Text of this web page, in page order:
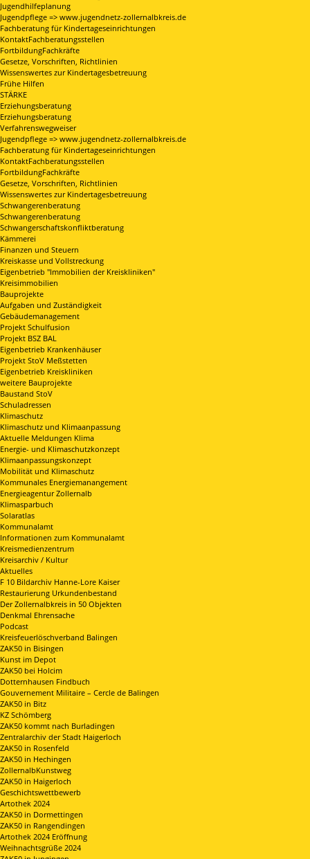
Jugendhilfeplanung
Jugendpflege => www.jugendnetz-zollernalbkreis.de
Fachberatung für Kindertageseinrichtungen
KontaktFachberatungsstellen
FortbildungFachkräfte
Gesetze, Vorschriften, Richtlinien
Wissenswertes zur Kindertagesbetreuung
Frühe Hilfen
STÄRKE
Erziehungsberatung
Erziehungsberatung
Verfahrenswegweiser
Jugendpflege => www.jugendnetz-zollernalbkreis.de
Fachberatung für Kindertageseinrichtungen
KontaktFachberatungsstellen
FortbildungFachkräfte
Gesetze, Vorschriften, Richtlinien
Wissenswertes zur Kindertagesbetreuung
Schwangerenberatung
Schwangerenberatung
Schwangerschaftskonfliktberatung
Kämmerei
Finanzen und Steuern
Kreiskasse und Vollstreckung
Eigenbetrieb "Immobilien der Kreiskliniken"
Kreisimmobilien
Bauprojekte
Aufgaben und Zuständigkeit
Gebäudemanagement
Projekt Schulfusion
Projekt BSZ BAL
Eigenbetrieb Krankenhäuser
Projekt StoV Meßstetten
Eigenbetrieb Kreiskliniken
weitere Bauprojekte
Baustand StoV
Schuladressen
Klimaschutz
Klimaschutz und Klimaanpassung
Aktuelle Meldungen Klima
Energie- und Klimaschutzkonzept
Klimaanpassungskonzept
Mobilität und Klimaschutz
Kommunales Energiemanangement
Energieagentur Zollernalb
Klimasparbuch
Solaratlas
Kommunalamt
Informationen zum Kommunalamt
Kreismedienzentrum
Kreisarchiv / Kultur
Aktuelles
F 10 Bildarchiv Hanne-Lore Kaiser
Restaurierung Urkundenbestand
Der Zollernalbkreis in 50 Objekten
Denkmal Ehrensache
Podcast
Kreisfeuerlöschverband Balingen
ZAK50 in Bisingen
Kunst im Depot
ZAK50 bei Holcim
Dotternhausen Findbuch
Gouvernement Militaire – Cercle de Balingen
ZAK50 in Bitz
KZ Schömberg
ZAK50 kommt nach Burladingen
Zentralarchiv der Stadt Haigerloch
ZAK50 in Rosenfeld
ZAK50 in Hechingen
ZollernalbKunstweg
ZAK50 in Haigerloch
Geschichtswettbewerb
Artothek 2024
ZAK50 in Dormettingen
ZAK50 in Rangendingen
Artothek 2024 Eröffnung
Weihnachtsgrüße 2024